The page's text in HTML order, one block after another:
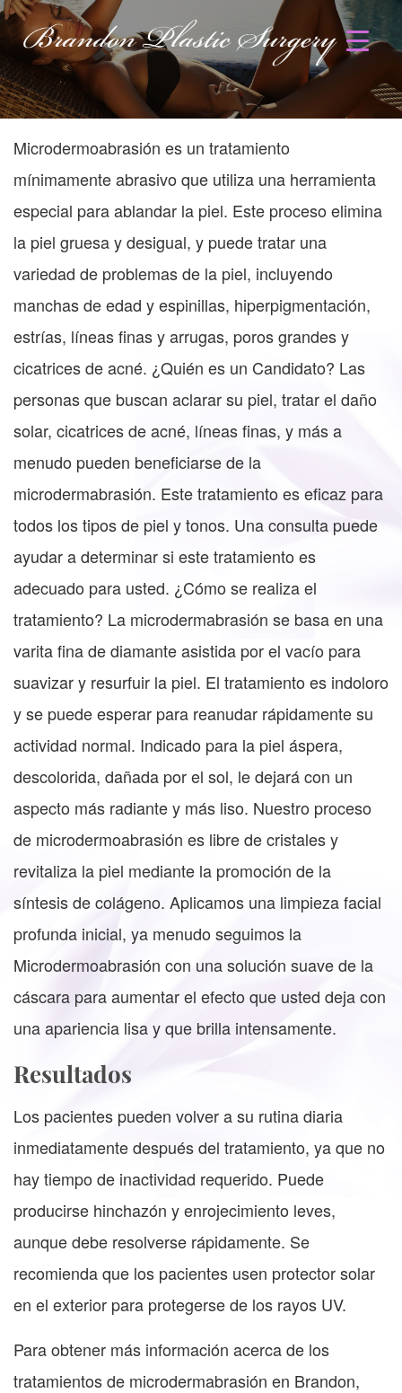
Microdermoabrasión es un tratamiento
mínimamente abrasivo que utiliza una herramienta
especial para ablandar la piel. Este proceso elimina
la piel gruesa y desigual, y puede tratar una
variedad de problemas de la piel, incluyendo
manchas de edad y espinillas, hiperpigmentación,
estrías, líneas finas y arrugas, poros grandes y
cicatrices de acné. ¿Quién es un Candidato? Las
personas que buscan aclarar su piel, tratar el daño
solar, cicatrices de acné, líneas finas, y más a
menudo pueden beneficiarse de la
microdermabrasión. Este tratamiento es eficaz para
todos los tipos de piel y tonos. Una consulta puede
ayudar a determinar si este tratamiento es
adecuado para usted. ¿Cómo se realiza el
tratamiento? La microdermabrasión se basa en una
varita fina de diamante asistida por el vacío para
suavizar y resurfuir la piel. El tratamiento es indoloro
y se puede esperar para reanudar rápidamente su
actividad normal. Indicado para la piel áspera,
descolorida, dañada por el sol, le dejará con un
aspecto más radiante y más liso. Nuestro proceso
de microdermoabrasión es libre de cristales y
revitaliza la piel mediante la promoción de la
síntesis de colágeno. Aplicamos una limpieza facial
profunda inicial, ya menudo seguimos la
Microdermoabrasión con una solución suave de la
cáscara para aumentar el efecto que usted deja con
una apariencia lisa y que brilla intensamente.
Resultados
Los pacientes pueden volver a su rutina diaria
inmediatamente después del tratamiento, ya que no
hay tiempo de inactividad requerido. Puede
producirse hinchazón y enrojecimiento leves,
aunque debe resolverse rápidamente. Se
recomienda que los pacientes usen protector solar
en el exterior para protegerse de los rayos UV.
Para obtener más información acerca de los
tratamientos de microdermabrasión en Brandon,